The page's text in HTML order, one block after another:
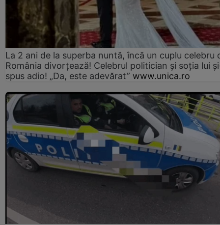
La 2 ani de la superba nuntă, încă un cuplu celebru
România divorțează! Celebrul politician și soția lui
spus adio! „Da, este adevărat” www.unica.ro